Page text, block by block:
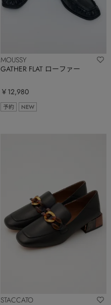
MOUSSY
GATHER FLAT ローファー
￥12,980
予約 NEW
STACCATO